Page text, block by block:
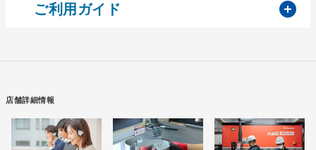
ご利用ガイド
店舗詳細情報